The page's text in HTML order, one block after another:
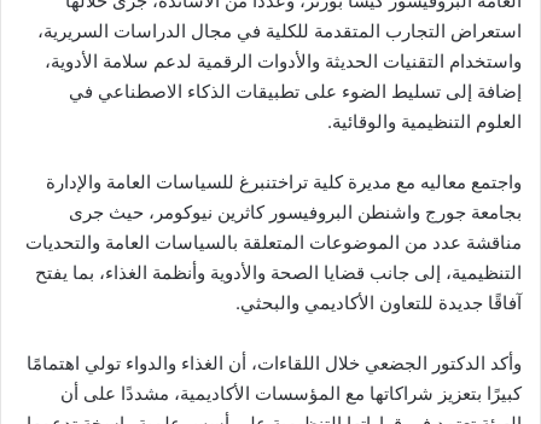
استعراض التجارب المتقدمة للكلية في مجال الدراسات السريرية،
واستخدام التقنيات الحديثة والأدوات الرقمية لدعم سلامة الأدوية،
إضافة إلى تسليط الضوء على تطبيقات الذكاء الاصطناعي في
العلوم التنظيمية والوقائية.
واجتمع معاليه مع مديرة كلية تراختنبرغ للسياسات العامة والإدارة
بجامعة جورج واشنطن البروفيسور كاثرين نيوكومر، حيث جرى
مناقشة عدد من الموضوعات المتعلقة بالسياسات العامة والتحديات
التنظيمية، إلى جانب قضايا الصحة والأدوية وأنظمة الغذاء، بما يفتح
آفاقًا جديدة للتعاون الأكاديمي والبحثي.
وأكد الدكتور الجضعي خلال اللقاءات، أن الغذاء والدواء تولي اهتمامًا
كبيرًا بتعزيز شراكاتها مع المؤسسات الأكاديمية، مشددًا على أن